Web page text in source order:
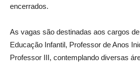
encerrados.
As vagas são destinadas aos cargos
Educação Infantil, Professor de Anos
Professor III, contemplando diversas